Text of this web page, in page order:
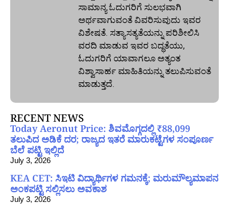
ಸಾಮಾನ್ಯ ಓದುಗರಿಗೆ ಸುಲಭವಾಗಿ
ಅರ್ಥವಾಗುವಂತೆ ವಿವರಿಸುವುದು ಇವರ
ವಿಶೇಷತೆ. ಸತ್ಯಾಸತ್ಯತೆಯನ್ನು ಪರಿಶೀಲಿಸಿ
ವರದಿ ಮಾಡುವ ಇವರ ಬದ್ಧತೆಯು,
ಓದುಗರಿಗೆ ಯಾವಾಗಲೂ ಅತ್ಯಂತ
ವಿಶ್ವಾಸಾರ್ಹ ಮಾಹಿತಿಯನ್ನು ತಲುಪಿಸುವಂತೆ
ಮಾಡುತ್ತದೆ.
RECENT NEWS
Today Aeronut Price: ಶಿವಮೊಗ್ಗದಲ್ಲಿ ₹88,099
ತಲುಪಿದ ಅಡಿಕೆ ದರ; ರಾಜ್ಯದ ಇತರೆ ಮಾರುಕಟ್ಟೆಗಳ ಸಂಪೂರ್ಣ
ಬೆಲೆ ಪಟ್ಟಿ ಇಲ್ಲಿದೆ
July 3, 2026
KEA CET: ಸಿಇಟಿ ವಿದ್ಯಾರ್ಥಿಗಳ ಗಮನಕ್ಕೆ; ಮರುಮೌಲ್ಯಮಾಪನ
ಅಂಕಪಟ್ಟಿ ಸಲ್ಲಿಸಲು ಅವಕಾಶ
July 3, 2026